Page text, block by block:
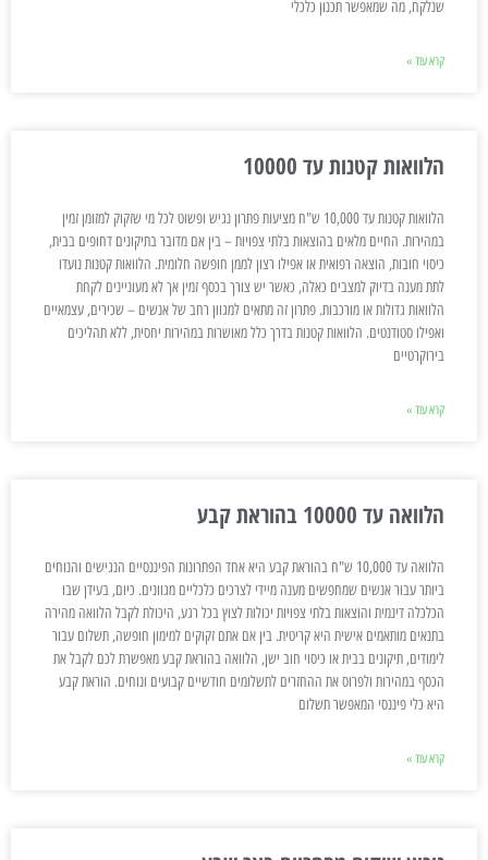
שנלקח, מה שמאפשר תכנון כלכלי
קרא עוד »
הלוואות קטנות עד 10000
הלוואות קטנות עד 10,000 ש"ח מציעות פתרון נגיש ופשוט לכל מי שזקוק למזומן זמין
במהירות. החיים מלאים בהוצאות בלתי צפויות – בין אם מדובר בתיקונים דחופים בבית,
כיסוי חובות, הוצאה רפואית או אפילו רצון לממן חופשה חלומית. הלוואות קטנות נועדו
לתת מענה בדיוק למצבים כאלה, כאשר יש צורך בכסף זמין אך לא מעוניינים לקחת
הלוואות גדולות או מורכבות. פתרון זה מתאים למגוון רחב של אנשים – שכירים, עצמאיים
ואפילו סטודנטים. הלוואות קטנות בדרך כלל מאושרות במהירות יחסית, ללא תהליכים
בירוקרטיים
קרא עוד »
הלוואה עד 10000 בהוראת קבע
הלוואה עד 10,000 ש"ח בהוראת קבע היא אחד הפתרונות הפיננסיים הנגישים והנוחים
ביותר עבור אנשים שמחפשים מענה מיידי לצרכים כלכליים מגוונים. כיום, בעידן שבו
הכלכלה דינמית והוצאות בלתי צפויות יכולות לצוץ בכל רגע, היכולת לקבל הלוואה מהירה
בתנאים מותאמים אישית היא קריטית. בין אם אתם זקוקים למימון חופשה, תשלום עבור
לימודים, תיקונים בבית או כיסוי חוב ישן, הלוואה בהוראת קבע מאפשרת לכם לקבל את
הכסף במהירות ולפרוס את ההחזרים לתשלומים חודשיים קבועים ונוחים. הוראת קבע
היא כלי פיננסי המאפשר תשלום
קרא עוד »